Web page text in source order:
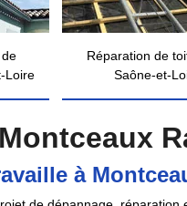
Loire
Réparation de
Saône-et-
à